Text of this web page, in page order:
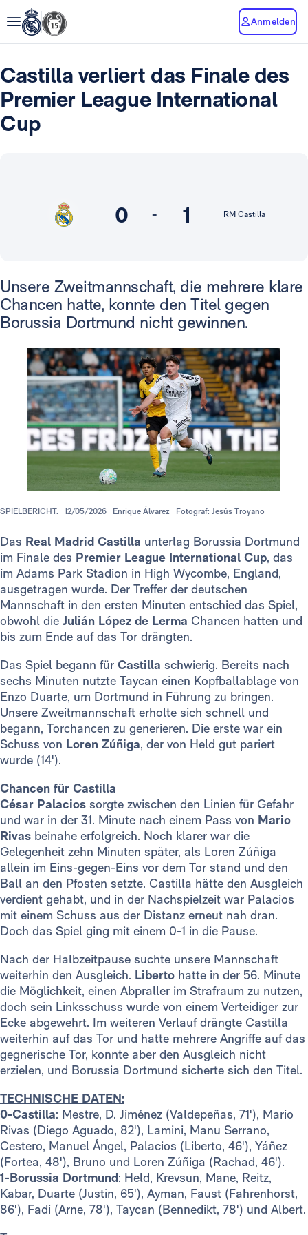
Anmelden
Castilla verliert das Finale des
Premier League International
Cup
0 - 1 RM Castilla
Unsere Zweitmannschaft, die mehrere klare
Chancen hatte, konnte den Titel gegen
Borussia Dortmund nicht gewinnen.
SPIELBERICHT. 12/05/2026 Enrique Álvarez Fotograf: Jesús Troyano
Das Real Madrid Castilla unterlag Borussia Dortmund
im Finale des Premier League International Cup, das
im Adams Park Stadion in High Wycombe, England,
ausgetragen wurde. Der Treffer der deutschen
Mannschaft in den ersten Minuten entschied das Spiel,
obwohl die Julián López de Lerma Chancen hatten und
bis zum Ende auf das Tor drängten.
Das Spiel begann für Castilla schwierig. Bereits nach
sechs Minuten nutzte Taycan einen Kopfballablage von
Enzo Duarte, um Dortmund in Führung zu bringen.
Unsere Zweitmannschaft erholte sich schnell und
begann, Torchancen zu generieren. Die erste war ein
Schuss von Loren Zúñiga, der von Held gut pariert
wurde (14').
Chancen für Castilla
César Palacios sorgte zwischen den Linien für Gefahr
und war in der 31. Minute nach einem Pass von Mario
Rivas beinahe erfolgreich. Noch klarer war die
Gelegenheit zehn Minuten später, als Loren Zúñiga
allein im Eins-gegen-Eins vor dem Tor stand und den
Ball an den Pfosten setzte. Castilla hätte den Ausgleich
verdient gehabt, und in der Nachspielzeit war Palacios
mit einem Schuss aus der Distanz erneut nah dran.
Doch das Spiel ging mit einem 0-1 in die Pause.
Nach der Halbzeitpause suchte unsere Mannschaft
weiterhin den Ausgleich. Liberto hatte in der 56. Minute
die Möglichkeit, einen Abpraller im Strafraum zu nutzen,
doch sein Linksschuss wurde von einem Verteidiger zur
Ecke abgewehrt. Im weiteren Verlauf drängte Castilla
weiterhin auf das Tor und hatte mehrere Angriffe auf das
gegnerische Tor, konnte aber den Ausgleich nicht
erzielen, und Borussia Dortmund sicherte sich den Titel.
TECHNISCHE DATEN:
0-Castilla: Mestre, D. Jiménez (Valdepeñas, 71'), Mario
Rivas (Diego Aguado, 82'), Lamini, Manu Serrano,
Cestero, Manuel Ángel, Palacios (Liberto, 46'), Yáñez
(Fortea, 48'), Bruno und Loren Zúñiga (Rachad, 46').
1-Borussia Dortmund: Held, Krevsun, Mane, Reitz,
Kabar, Duarte (Justin, 65'), Ayman, Faust (Fahrenhorst,
86'), Fadi (Arne, 78'), Taycan (Bennedikt, 78') und Albert.